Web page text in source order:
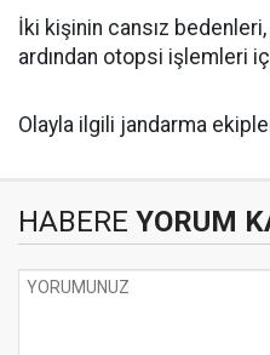
İki kişinin cansız
ardından otopsi işlemleri
Olayla ilgili jandarma
HABERE YORUM